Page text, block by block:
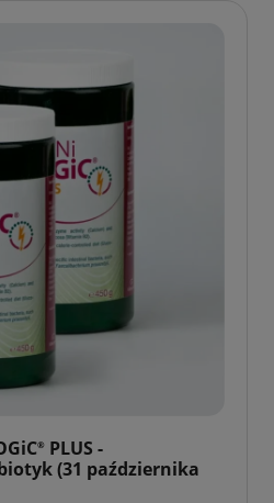
® PLUS -
(31 października